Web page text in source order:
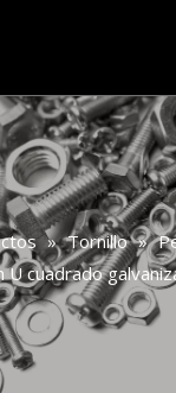
» Tornillo »
U cuadrado